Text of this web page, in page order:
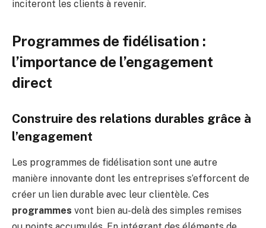
inciteront les clients à revenir.
Programmes de fidélisation :
l’importance de l’engagement
direct
Construire des relations durables grâce à
l’engagement
Les programmes de fidélisation sont une autre
manière innovante dont les entreprises s’efforcent de
créer un lien durable avec leur clientèle. Ces
programmes vont bien au-delà des simples remises